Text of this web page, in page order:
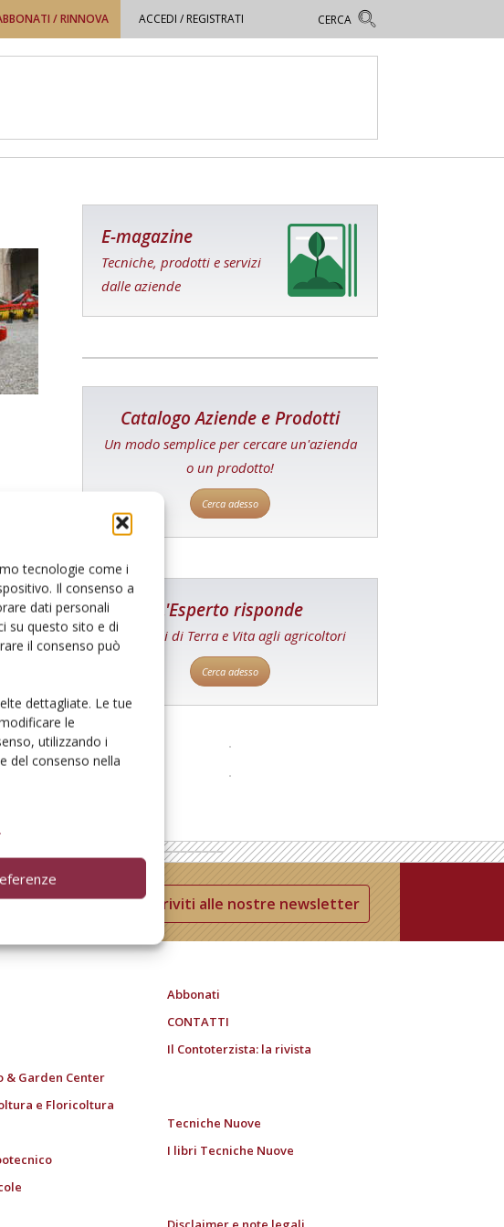
tecnologie come i
Il consenso a
dati personali
su questo sito e di
il consenso può
dettagliate. Le tue
le
utilizzando i
del consenso nella
/ RINNOVA ACCEDI / REGISTRATI
E-magazine
Tecniche, prodotti e servizi
dalle aziende
Catalogo Aziende e Prodotti
Un modo semplice per cercare un'azienda
o un prodotto!
Cerca adesso
L'Esperto risponde
I consigli di Terra e Vita agli agricoltori
Cerca adesso
Iscriviti alle nostre newsletter
Garden Center
e Floricoltura
Abbonati
CONTATTI
Il Contoterzista: la rivista
Tecniche Nuove
I libri Tecniche Nuove